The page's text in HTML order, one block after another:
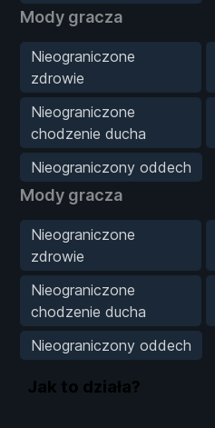
Mody gracza
Nieograniczone
zdrowie
Nieograniczone
chodzenie ducha
Nieograniczony oddech
Mody gracza
Nieograniczone
zdrowie
Nieograniczone
chodzenie ducha
Nieograniczony oddech
Jak to działa?